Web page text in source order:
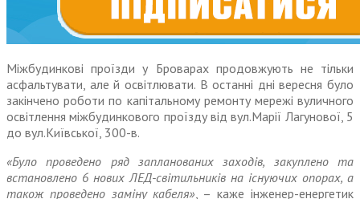
Міжбудинкові проїзди у Броварах продовжують не тільки
асфальтувати, але й освітлювати. В останні дні вересня було
закінчено роботи по капітальному ремонту мережі вуличного
освітлення міжбудинкового проїзду від вул.Марії Лагунової, 5
до вул.Київської, 300-в.
«Було проведено ряд запланованих заходів, закуплено та
встановлено 6 нових ЛЕД-світильників на існуючих опорах, а
також проведено заміну кабеля», – каже інженер-енергетик